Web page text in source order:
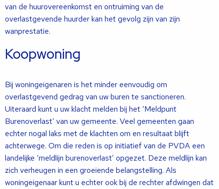
van de huurovereenkomst en ontruiming van de
overlastgevende huurder kan het gevolg zijn van zijn
wanprestatie.
Koopwoning
Bij woningeigenaren is het minder eenvoudig om
overlastgevend gedrag van uw buren te sanctioneren.
Uiteraard kunt u uw klacht melden bij het ‘Meldpunt
Burenoverlast’ van uw gemeente. Veel gemeenten gaan
echter nogal laks met de klachten om en resultaat blijft
achterwege. Om die reden is op initiatief van de PVDA een
landelijke ‘meldlijn burenoverlast’ opgezet. Deze meldlijn kan
zich verheugen in een groeiende belangstelling. Als
woningeigenaar kunt u echter ook bij de rechter afdwingen dat